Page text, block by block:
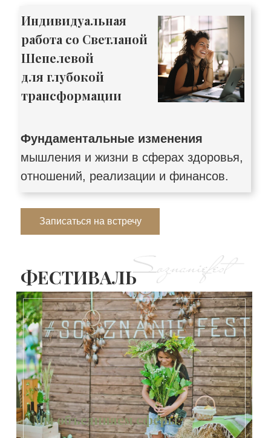
Индивидуальная
работа со Светланой
Шепелевой
для глубокой
трансформации
Фундаментальные изменения
мышления и жизни в сферах здоровья,
отношений, реализации и финансов.
Записаться на встречу
ФЕСТИВАЛЬ
Мы объединяем сферы: